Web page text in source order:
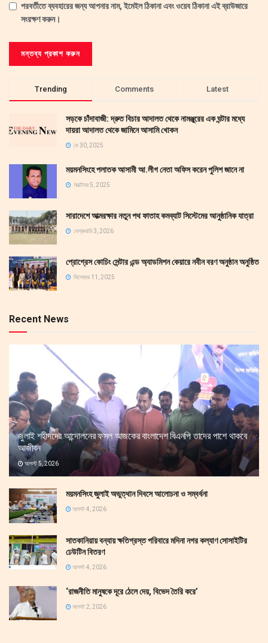
পরবর্তীতে ব্যবহারের জন্য আপনার নাম, ইমেইল ঠিকানা এবং ওয়েব ঠিকানা এই ব্রাউজারে
সংরক্ষণ করুন।
Trending Comments Latest
সড়কে চাঁদাবাজী: দ্রুত বিচার আদালত থেকে নামঞ্জুরের এক ঘন্টার মধ্যে
দায়রা আদালত থেকে জামিনে আসামি খোকন
মে 30, 2025
ময়মনসিংহে পলাতক আসামী আ.লীগ নেতা অফিস করেন পুলিশ জানে না
অক্টোবর 5, 2025
সারাদেশে আত্মরক্ষার নতুন পথ ফাতাহ কমব্যাট সিস্টেমের আনুষ্ঠানিক যাত্রা
ফেব্রুয়ারি 3, 2026
প্রোগ্রেস কোচিং সেন্টার এন্ড অ্যাডমিশন কেয়ারে নবীন বরণ অনুষ্ঠান অনুষ্ঠিত
ডিসেম্বর 11, 2025
Recent News
জুলাই শহীদদের আন্দোলনের ফসল আজকের বাংলাদেশ বিএনপি তাদের পাশে থাকবে
আজীবন
আগস্ট 5, 2026
ময়মনসিংহ জুলাই অভুত্থান দিবসে আলোচনা ও সম্বর্ধনা
আগস্ট 4, 2026
সাতকানিয়ায় বন্যায় ক্ষতিগ্রস্ত পরিবারে মদিনা নগর কল্যাণ সোসাইটির
ঢেউটিন বিতরণ
আগস্ট 4, 2026
‘রাজনীতি মানুষকে দূরে ঠেলে দেয়, বিভেদ তৈরি করে’
আগস্ট 2, 2026